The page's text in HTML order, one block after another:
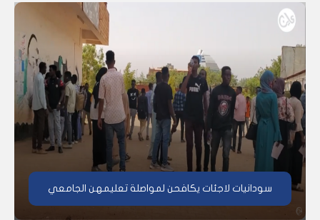
سودانيات لاجئات يكافحن لمواصلة تعليمهن الجامعي